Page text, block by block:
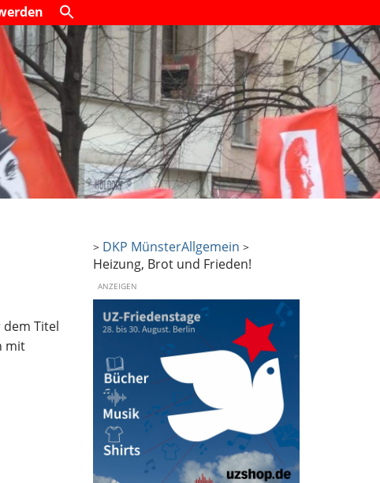
Titel
mit
> DKP MünsterAllgemein >
Heizung, Brot und Frieden!
ANZEIGEN